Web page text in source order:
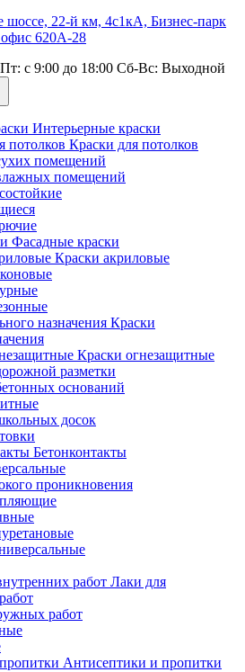
шоссе, 22-й км, 4с1кА, Бизнес-парк
620А-28
с 9:00 до 18:00 Сб-Вс: Выходной
Интерьерные краски
Краски для потолков
помещений
помещений
Фасадные краски
Краски акриловые
Краски
Краски огнезащитные
разметки
оснований
досок
Бетонконтакты
проникновения
Лаки для
работ
Антисептики и пропитки